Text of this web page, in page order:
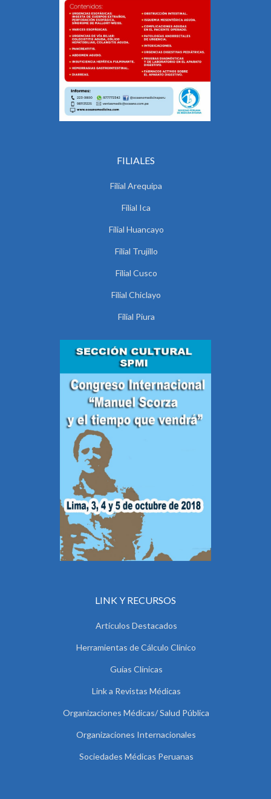
FILIALES
Filial Arequipa
Filial Ica
Filial Huancayo
Filial Trujillo
Filial Cusco
Filial Chiclayo
Filial Piura
LINK Y RECURSOS
Artículos Destacados
Herramientas de Cálculo Clínico
Guías Clínicas
Link a Revistas Médicas
Organizaciones Médicas/ Salud Pública
Organizaciones Internacionales
Sociedades Médicas Peruanas